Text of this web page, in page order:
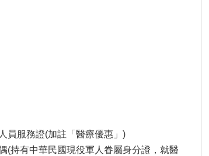
員服務證(加註「醫療優惠」)
(持有中華民國現役軍人眷屬身分證，就醫